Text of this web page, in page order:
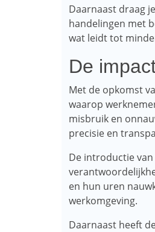
Daarnaast draag
handelingen met
wat leidt tot
De
Met de opkomst
waarop
misbruik en
precisie en
De introductie
en hun uren
werkomgeving.
Daarnaast heeft